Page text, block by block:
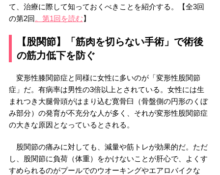
て、治療に際して知っておくべきことを紹介する。【全3回
の第2回。第1回を読む】
【股関節】「筋肉を切らない手術」で術後
の筋力低下を防ぐ
変形性膝関節症と同様に女性に多いのが「変形性股関節
症」だ。有病率は男性の3倍以上とされている。女性には生
まれつき大腿骨頭がはまり込む寛骨臼（骨盤側の円形のくぼ
み部分）の発育が不充分な人が多く、それが変形性股関節症
の大きな原因となっているとされる。
股関節の痛みに対しても、減量や筋トレが効果的だ。ただ
し、股関節に負荷（体重）をかけないことが肝心で、よくす
すめられるのがプールでのウオーキングやエアロバイクな